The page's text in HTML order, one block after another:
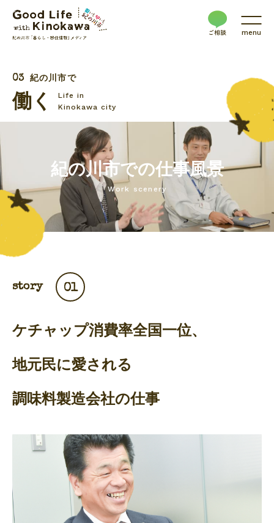
menu
紀の川市で
働く
Life in
Kinokawa city
紀の川市での仕事風景
Work scenery
story 01
ケチャップ消費率全国一位、
地元民に愛される
調味料製造会社の仕事